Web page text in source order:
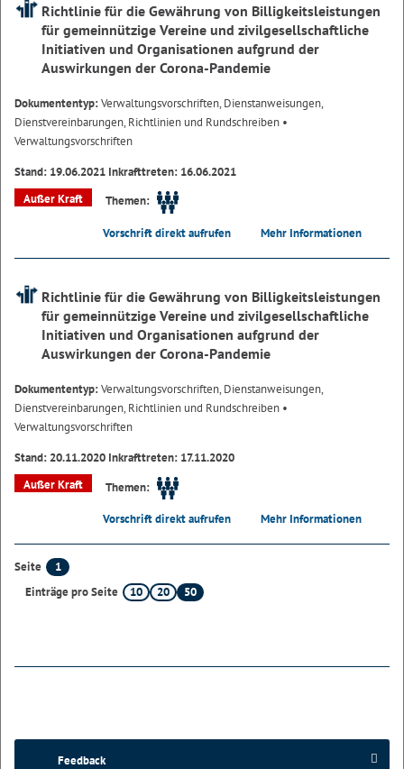
Richtlinie für die Gewährung von Billigkeitsleistungen
für gemeinnützige Vereine und zivilgesellschaftliche
Initiativen und Organisationen aufgrund der
Auswirkungen der Corona-Pandemie
Dokumententyp:Verwaltungsvorschriften, Dienstanweisungen,
Dienstvereinbarungen, Richtlinien und Rundschreiben •
Verwaltungsvorschriften
Stand: 19.06.2021 Inkrafttreten: 16.06.2021
Außer Kraft
Themen:
Vorschrift direkt aufrufen Mehr Informationen
Richtlinie für die Gewährung von Billigkeitsleistungen
für gemeinnützige Vereine und zivilgesellschaftliche
Initiativen und Organisationen aufgrund der
Auswirkungen der Corona-Pandemie
Dokumententyp:Verwaltungsvorschriften, Dienstanweisungen,
Dienstvereinbarungen, Richtlinien und Rundschreiben •
Verwaltungsvorschriften
Stand: 20.11.2020 Inkrafttreten: 17.11.2020
Außer Kraft
Themen:
Vorschrift direkt aufrufen Mehr Informationen
Seite
1
Einträge pro Seite
10 20 50
Feedback